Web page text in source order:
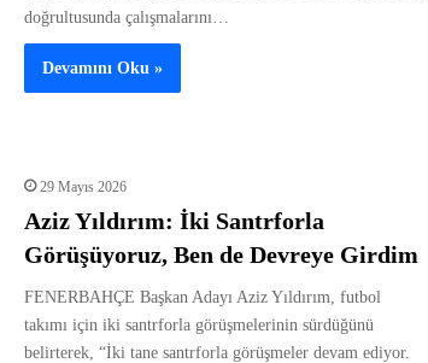
doğrultusunda çalışmalarını…
Devamını Oku »
29 Mayıs 2026
Aziz Yıldırım: İki Santrforla
Görüşüyoruz, Ben de Devreye Girdim
FENERBAHÇE Başkan Adayı Aziz Yıldırım, futbol
takımı için iki santrforla görüşmelerinin sürdüğünü
belirterek, “İki tane santrforla görüşmeler devam ediyor.